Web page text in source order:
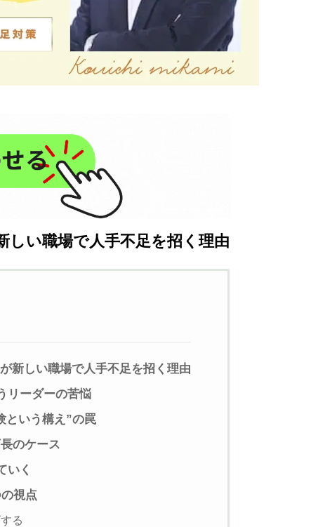
しい職場で人手不足を招く理由
新しい職場で人手不足を招く理由
リーダーの苦悩
という構え”の罠
のケース
いく
視点
る